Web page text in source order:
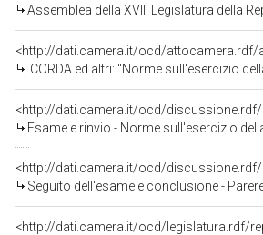
Assemblea della XVIII Legislatura della
<http://dati.camera.it/ocd/attocamera.rdf/
CORDA ed altri: "Norme sull'esercizio della libertà sindacale del
<http://dati.camera.it/ocd/discussione.rdf/
Esame e rinvio - Norme sull'esercizio della libertà sindacale del personale delle
<http://dati.camera.it/ocd/discussione.rdf/
Seguito dell'esame e conclusione - Parere favorevole - Norme sull'esercizio della libertà sindacale
<http://dati.camera.it/ocd/legislatura.rdf/